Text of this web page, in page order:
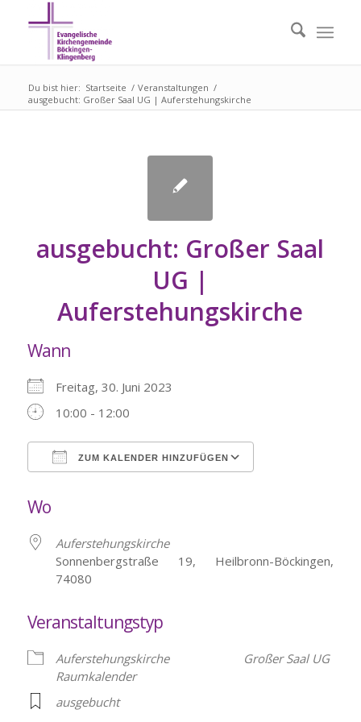
Du bist hier: Startseite / Veranstaltungen /
ausgebucht: Großer Saal UG | Auferstehungskirche
ausgebucht: Großer Saal
UG |
Auferstehungskirche
Wann
Freitag, 30. Juni 2023
10:00 - 12:00
ZUM KALENDER HINZUFÜGEN
Wo
Auferstehungskirche
Sonnenbergstraße 19, Heilbronn-Böckingen,
74080
Veranstaltungstyp
Auferstehungskirche
Großer Saal UG
Raumkalender
ausgebucht